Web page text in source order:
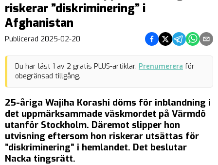
riskerar ”diskriminering” i
Afghanistan
Publicerad 2025-02-20 Dela på Facebook
Dela på Twitter
Dela påDela på
Dela
Du har läst 1 av 2 gratis PLUS-artiklar. Prenumerera för
obegränsad tillgång.
25-åriga Wajiha Korashi döms för inblandning i
det uppmärksammade väskmordet på Värmdö
utanför Stockholm. Däremot slipper hon
utvisning eftersom hon riskerar utsättas för
”diskriminering” i hemlandet. Det beslutar
Nacka tingsrätt.